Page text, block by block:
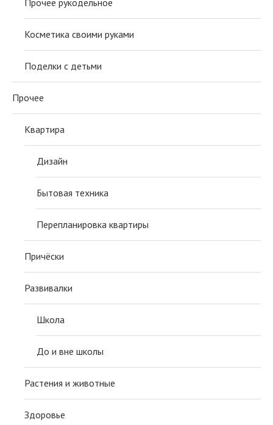
Прочее рукодельное
Косметика своими руками
Поделки с детьми
Прочее
Квартира
Дизайн
Бытовая техника
Перепланировка квартиры
Причёски
Развивалки
Школа
До и вне школы
Растения и животные
Здоровье